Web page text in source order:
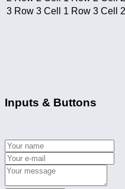
3 Row 3 Cell 1 Row 3 Cell 2
Inputs & Buttons